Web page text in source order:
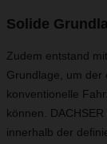
Solide
Zudem entstand
Grundlage, um der
konventionelle
können.
innerhalb der